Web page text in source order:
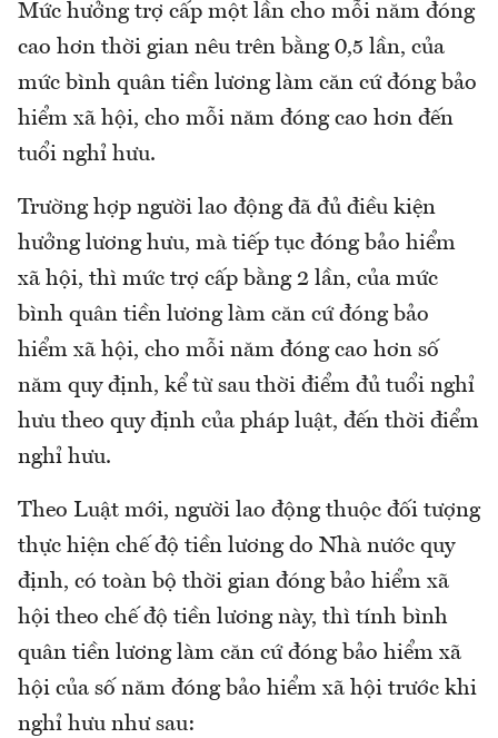
Mức hưởng trợ cấp một lần cho mỗi năm đóng
cao hơn thời gian nêu trên bằng 0,5 lần, của
mức bình quân tiền lương làm căn cứ đóng bảo
hiểm xã hội, cho mỗi năm đóng cao hơn đến
tuổi nghỉ hưu.
Trường hợp người lao động đã đủ điều kiện
hưởng lương hưu, mà tiếp tục đóng bảo hiểm
xã hội, thì mức trợ cấp bằng 2 lần, của mức
bình quân tiền lương làm căn cứ đóng bảo
hiểm xã hội, cho mỗi năm đóng cao hơn số
năm quy định, kể từ sau thời điểm đủ tuổi nghỉ
hưu theo quy định của pháp luật, đến thời điểm
nghỉ hưu.
Theo Luật mới, người lao động thuộc đối tượng
thực hiện chế độ tiền lương do Nhà nước quy
định, có toàn bộ thời gian đóng bảo hiểm xã
hội theo chế độ tiền lương này, thì tính bình
quân tiền lương làm căn cứ đóng bảo hiểm xã
hội của số năm đóng bảo hiểm xã hội trước khi
nghỉ hưu như sau: